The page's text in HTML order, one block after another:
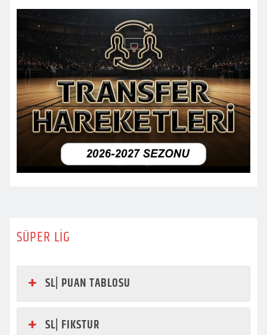
SÜPER LİG
SL| PUAN TABLOSU
SL| FIKSTUR